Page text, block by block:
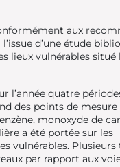
aux
d’une étude
lieux vulnérables situé
l’année quatre
des points de
monoxyde de
a été portée sur les
vulnérables.
par rapport aux